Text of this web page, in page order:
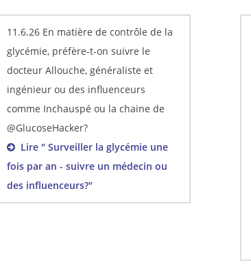
11.6.26 En matière de contrôle de la
glycémie, préfère-t-on suivre le
docteur Allouche, généraliste et
ingénieur ou des influenceurs
comme Inchauspé ou la chaine de
@GlucoseHacker?
Lire " Surveiller la glycémie une
fois par an - suivre un médecin ou
des influenceurs?"